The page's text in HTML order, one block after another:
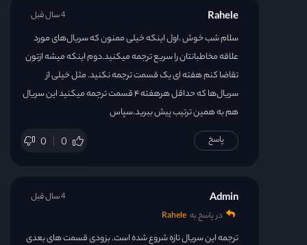
Rahele
سلام شب خوش .اول اینکه خیلی ممنون که سریال‌های مورد
علاقه مخاطبانتان را سریع ترجمه میکنید.دوم اینکه میشه ازتون
تقاضا کنم هفته ای یک قسمت ترجمه نکنید. مثل خیلی از
سریال‌ها که حداقل هرهفته ۴ قسمت ترجمه میکنید این سریال
هم به همین ترتیب پیش ببرید.سپاس
0 0
4 سال قبل
پاسخ
Admin
در پاسخ به Rahele
ترجمه این سریال تازه شروع شده است. بزودی قسمت های بعدی
4 سال قبل